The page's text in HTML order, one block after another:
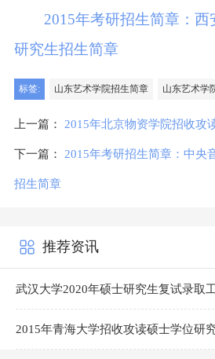
2015年考研招生简章：西
研究生招生简章
标签: 山东艺术学院招生简章 山东艺术学
上一篇： 2015年北京物资学院招收攻
下一篇： 2015年考研招生简章：中央
招生简章
推荐资讯
武汉大学2020年硕士研究生复试录取
2015年青海大学招收攻读硕士学位研